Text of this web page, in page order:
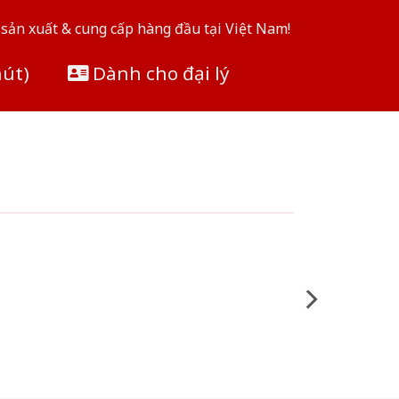
xuất & cung cấp hàng đầu tại Việt Nam!
Dành cho đại lý